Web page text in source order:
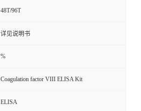
48T/96T
详见说明书
%
Coagulation factor VIII ELISA Kit
ELISA